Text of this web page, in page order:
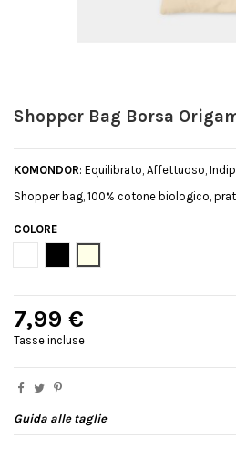
Shopper Bag Borsa
KOMONDOR: Equilibrato, Affettuoso,
Shopper bag, 100% cotone biologico,
COLORE
7,99 €
Tasse incluse
Guida alle taglie